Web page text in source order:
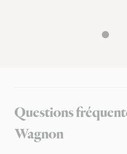
Questions
Wagnon